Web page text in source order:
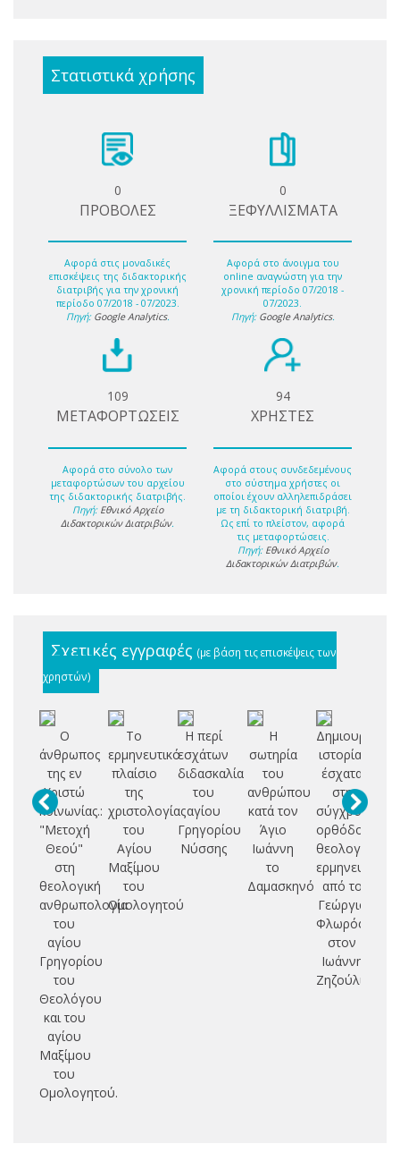
Στατιστικά χρήσης
0
ΠΡΟΒΟΛΕΣ
Αφορά στις μοναδικές
επισκέψεις της διδακτορικής
διατριβής για την χρονική
περίοδο 07/2018 - 07/2023.
Πηγή: Google Analytics.
0
ΞΕΦΥΛΛΙΣΜΑΤΑ
Αφορά στο άνοιγμα του
online αναγνώστη για την
χρονική περίοδο 07/2018 -
07/2023.
Πηγή: Google Analytics.
109
ΜΕΤΑΦΟΡΤΩΣΕΙΣ
Αφορά στο σύνολο των
μεταφορτώσων του αρχείου
της διδακτορικής διατριβής.
Πηγή: Εθνικό Αρχείο
Διδακτορικών Διατριβών.
94
ΧΡΗΣΤΕΣ
Αφορά στους συνδεδεμένους
στο σύστημα χρήστες οι
οποίοι έχουν αλληλεπιδράσει
με τη διδακτορική διατριβή.
Ως επί το πλείστον, αφορά
τις μεταφορτώσεις.
Πηγή: Εθνικό Αρχείο
Διδακτορικών Διατριβών.
Σχετικές εγγραφές (με βάση τις επισκέψεις των
χρηστών)
Ο
άνθρωπος
της εν
Χριστώ
κοινωνίας.:
"Μετοχή
Θεού"
στη
θεολογική
ανθρωπολογία
του
αγίου
Γρηγορίου
του
Θεολόγου
και του
αγίου
Μαξίμου
του
Ομολογητού.
Το
ερμηνευτικό
πλαίσιο
της
χριστολογίας
του
Αγίου
Μαξίμου
του
Ομολογητού
Η περί
εσχάτων
διδασκαλία
του
αγίου
Γρηγορίου
Νύσσης
Η
σωτηρία
του
ανθρώπου
κατά τον
Άγιο
Ιωάννη
το
Δαμασκηνό
Δημιουργία,
ιστορία,
έσχατα
στη
σύγχρονη
ορθόδοξη
θεολογική
ερμηνευτική:
από το
Γεώργιο
Φλωρόφσκυ
στον
Ιωάννη
Ζηζούλια